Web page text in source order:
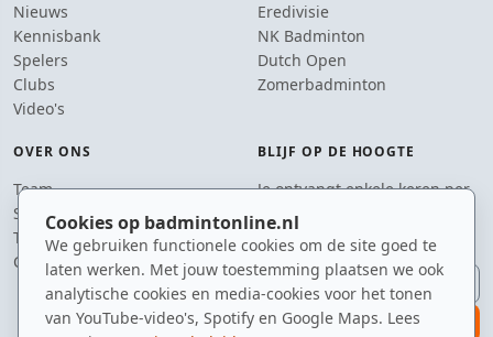
Cookies op badmintonline.nl
We gebruiken functionele cookies om de site goed te
laten werken. Met jouw toestemming plaatsen we ook
analytische cookies en media-cookies voor het tonen
van YouTube-video's, Spotify en Google Maps. Lees
Nieuws
Kennisbank
Spelers
Clubs
Video's
Eredivisie
NK Badminton
Dutch Open
Zomerbadminton
OVER ONS
Team
Supporters
Tip de redactie
Contact
BLIJF OP DE HOOGTE
Je ontvangt enkele keren per
jaar een e-mail met het
laatste badmintonnieuws.
E-mailadres
aanmelden